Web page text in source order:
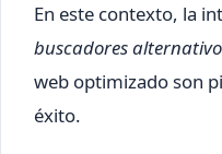
En este contexto, la
buscadores
web optimizado son
éxito.